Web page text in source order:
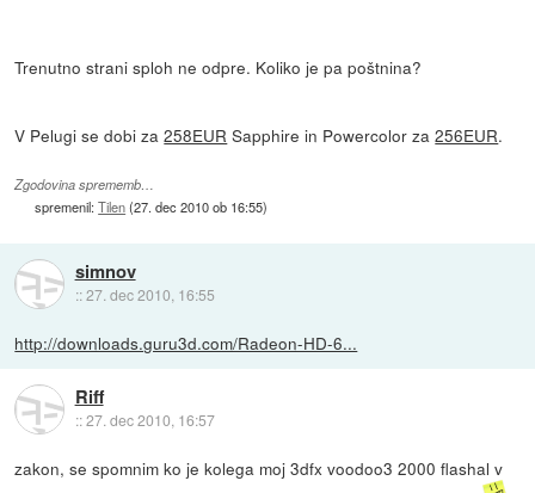
Trenutno strani sploh ne odpre. Koliko je pa poštnina?
V Pelugi se dobi za258EUR Sapphire in Powercolor za256EUR.
Zgodovina sprememb…
spremenil:Tilen(27. dec 2010 ob 16:55)
simnov
::27. dec 2010, 16:55
http://downloads.guru3d.com/Radeon-HD-6...
Riff
::27. dec 2010, 16:57
zakon, se spomnim ko je kolega moj 3dfx voodoo3 2000 flashal v